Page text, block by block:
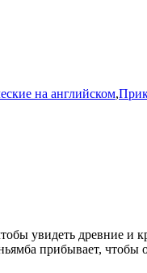
на английском,
увидеть древние и
прибывает, чтобы